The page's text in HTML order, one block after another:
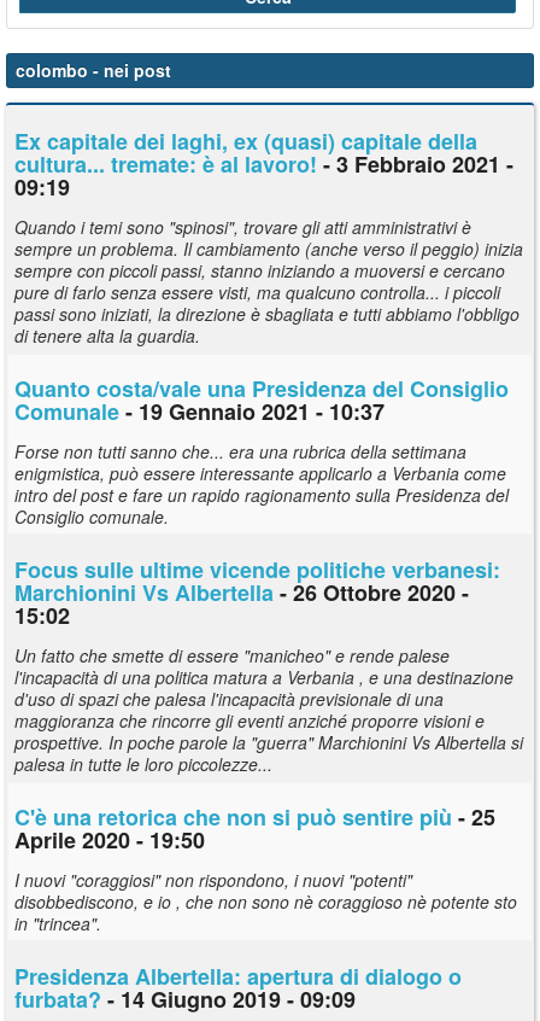
colombo - nei post
Ex capitale dei laghi, ex (quasi) capitale della
cultura... tremate: è al lavoro! - 3 Febbraio 2021 -
09:19
Quando i temi sono "spinosi", trovare gli atti amministrativi è
sempre un problema. Il cambiamento (anche verso il peggio) inizia
sempre con piccoli passi, stanno iniziando a muoversi e cercano
pure di farlo senza essere visti, ma qualcuno controlla... i piccoli
passi sono iniziati, la direzione è sbagliata e tutti abbiamo l'obbligo
di tenere alta la guardia.
Quanto costa/vale una Presidenza del Consiglio
Comunale- 19 Gennaio 2021 - 10:37
Forse non tutti sanno che... era una rubrica della settimana
enigmistica, può essere interessante applicarlo a Verbania come
intro del post e fare un rapido ragionamento sulla Presidenza del
Consiglio comunale.
Focus sulle ultime vicende politiche verbanesi:
Marchionini Vs Albertella- 26 Ottobre 2020 -
15:02
Un fatto che smette di essere "manicheo" e rende palese
l'incapacità di una politica matura a Verbania , e una destinazione
d'uso di spazi che palesa l'incapacità previsionale di una
maggioranza che rincorre gli eventi anziché proporre visioni e
prospettive. In poche parole la "guerra" Marchionini Vs Albertella si
palesa in tutte le loro piccolezze...
C'è una retorica che non si può sentire più - 25
Aprile 2020 - 19:50
I nuovi "coraggiosi" non rispondono, i nuovi "potenti"
disobbediscono, e io , che non sono nè coraggioso nè potente sto
in "trincea".
Presidenza Albertella: apertura di dialogo o
furbata? - 14 Giugno 2019 - 09:09